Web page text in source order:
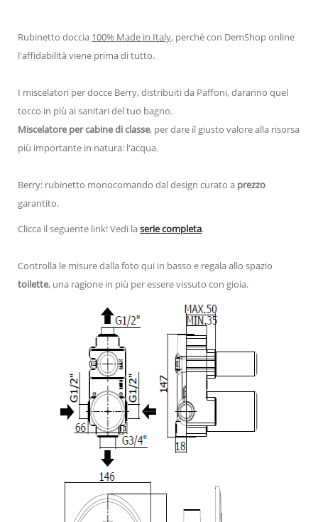
Rubinetto doccia 100% Made in Italy, perchè con DemShop online
l'affidabilità viene prima di tutto.
I miscelatori per docce Berry, distribuiti da Paffoni, daranno quel
tocco in più ai sanitari del tuo bagno.
Miscelatore per cabine di classe, per dare il giusto valore alla risorsa
più importante in natura: l'acqua.
Berry: rubinetto monocomando dal design curato a prezzo
garantito.
Clicca il seguente link! Vedi laserie completa.
Controlla le misure dalla foto qui in basso e regala allo spazio
toilette, una ragione in più per essere vissuto con gioia.